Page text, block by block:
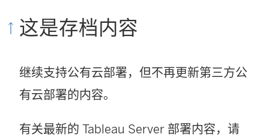
这是存档内容
继续支持公有云部署，但不再更新第三方公
有云部署的内容。
有关最新的 Tableau Server 部署内容，请